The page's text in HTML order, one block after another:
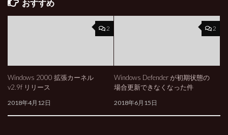
おすすめ
2
Windows 2000 拡張カーネル
v2.9f リリース
2018年4月12日
2
Windows Defender が初期状態の
場合更新できなくなった件
2018年6月15日